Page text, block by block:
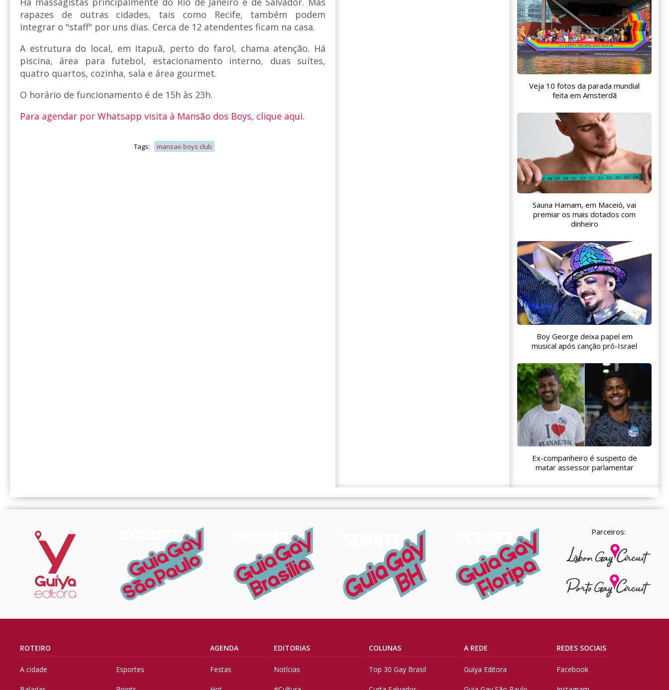
rapazes de outras cidades, tais como Recife, também podem
integrar o "staff" por uns dias. Cerca de 12 atendentes ficam na casa.
A estrutura do local, em Itapuã, perto do farol, chama atenção. Há
piscina, área para futebol, estacionamento interno, duas suítes,
quatro quartos, cozinha, sala e área gourmet.
O horário de funcionamento é de 15h às 23h.
Para agendar por Whatsapp visita à Mansão dos Boys, clique aqui.
Tags: mansao boys club
Veja 10 fotos da parada mundial
feita em Amsterdã
Sauna Hamam, em Maceió, vai
premiar os mais dotados com
dinheiro
Boy George deixa papel em
musical após canção pró-Israel
Ex-companheiro é suspeito de
matar assessor parlamentar
Parceiros:
ROTEIRO
A cidade Esportes
AGENDA
Festas
EDITORIAS
Notícias
COLUNAS
Top 30 Gay Brasil
A REDE
Guiya Editora
REDES SOCIAIS
Facebook